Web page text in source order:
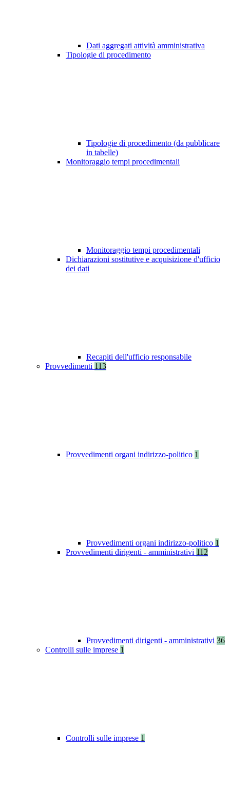
Dati aggregati attività amministrativa
Tipologie di procedimento
Tipologie di procedimento (da pubblicare
in tabelle)
Monitoraggio tempi procedimentali
Monitoraggio tempi procedimentali
Dichiarazioni sostitutive e acquisizione d'ufficio
dei dati
Recapiti dell'ufficio responsabile
Provvedimenti 113
Provvedimenti organi indirizzo-politico 1
Provvedimenti organi indirizzo-politico 1
Provvedimenti dirigenti - amministrativi 112
Provvedimenti dirigenti - amministrativi 36
Controlli sulle imprese 1
Controlli sulle imprese 1